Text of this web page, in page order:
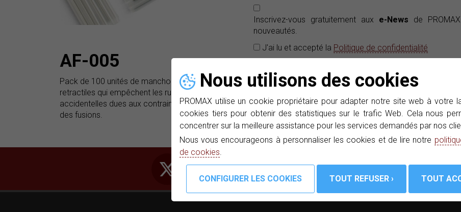
Nous utilisons des cookies
PROMAX utilise un cookie propriétaire pour adapter notre site web à votre
cookies tiers pour obtenir des statistiques sur le trafic Web. Cela nous
concentrer sur la meilleure assistance pour les services demandés par nos
Nous vous encourageons à personnaliser les cookies et de lire notre
de cookies.
AF-005
Pack de 100 unités de manchons thermo-
retractiles qui empêchent les ruptures
accidentelles dues aux contraintes de traction
des fusions.
Inscrivez-vous gratuitement aux e-News de
nouveautés.
J'ai lu et accepté la Politique de confidentialité